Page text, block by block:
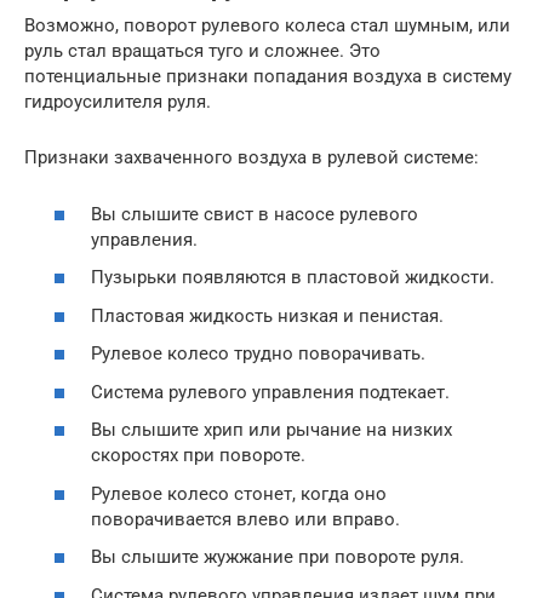
Возможно, поворот рулевого колеса стал шумным, или
руль стал вращаться туго и сложнее. Это
потенциальные признаки попадания воздуха в систему
гидроусилителя руля.
Признаки захваченного воздуха в рулевой системе:
Вы слышите свист в насосе рулевого
управления.
Пузырьки появляются в пластовой жидкости.
Пластовая жидкость низкая и пенистая.
Рулевое колесо трудно поворачивать.
Система рулевого управления подтекает.
Вы слышите хрип или рычание на низких
скоростях при повороте.
Рулевое колесо стонет, когда оно
поворачивается влево или вправо.
Вы слышите жужжание при повороте руля.